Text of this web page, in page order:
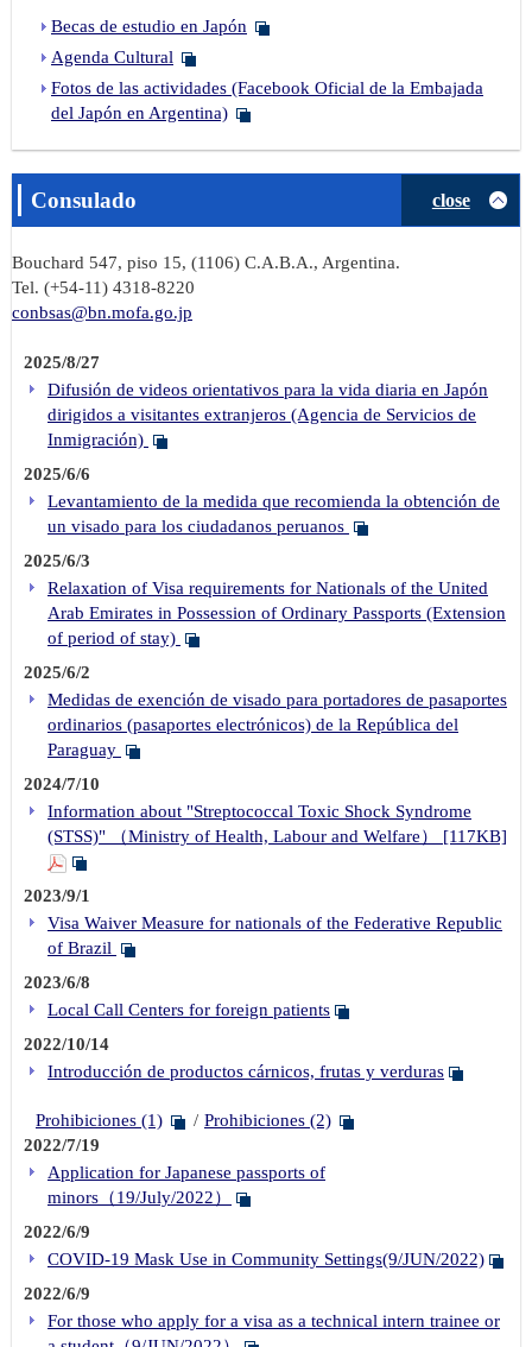
Becas de estudio en Japón
Agenda Cultural
Fotos de las actividades (Facebook Oficial de la Embajada
del Japón en Argentina)
Consulado close
Bouchard 547, piso 15, (1106) C.A.B.A., Argentina.
Tel. (+54-11) 4318-8220
conbsas@bn.mofa.go.jp
2025/8/27
Difusión de videos orientativos para la vida diaria en Japón
dirigidos a visitantes extranjeros (Agencia de Servicios de
Inmigración)
2025/6/6
Levantamiento de la medida que recomienda la obtención de
un visado para los ciudadanos peruanos
2025/6/3
Relaxation of Visa requirements for Nationals of the United
Arab Emirates in Possession of Ordinary Passports (Extension
of period of stay)
2025/6/2
Medidas de exención de visado para portadores de pasaportes
ordinarios (pasaportes electrónicos) de la República del
Paraguay
2024/7/10
Information about "Streptococcal Toxic Shock Syndrome
(STSS)" （Ministry of Health, Labour and Welfare） [117KB]
2023/9/1
Visa Waiver Measure for nationals of the Federative Republic
of Brazil
2023/6/8
Local Call Centers for foreign patients
2022/10/14
Introducción de productos cárnicos, frutas y verduras
Prohibiciones (1)
Prohibiciones (2)
2022/7/19
Application for Japanese passports of
minors（19/July/2022）
2022/6/9
COVID-19 Mask Use in Community Settings(9/JUN/2022)
2022/6/9
For those who apply for a visa as a technical intern trainee or